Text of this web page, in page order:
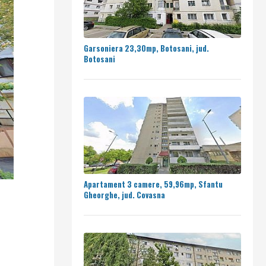
Garsoniera 23,30mp, Botosani, jud.
Botosani
Apartament 3 camere, 59,96mp, Sfantu
Gheorghe, jud. Covasna